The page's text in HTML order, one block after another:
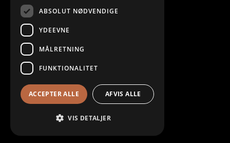
ABSOLUT NØDVENDIGE
YDEEVNE
MÅLRETNING
FUNKTIONALITET
ACCEPTER ALLE AFVIS ALLE
VIS DETALJER